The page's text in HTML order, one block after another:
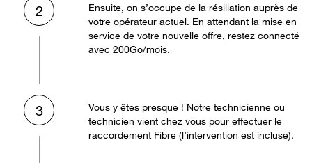
2
Ensuite, on s’occupe de la résiliation auprès de
votre opérateur actuel. En attendant la mise en
service de votre nouvelle offre, restez connecté
avec 200Go/mois.
3
Vous y êtes presque ! Notre technicienne ou
technicien vient chez vous pour effectuer le
raccordement Fibre (l’intervention est incluse).